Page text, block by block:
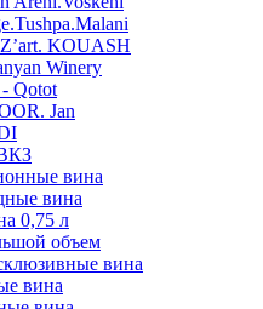
KOUASH
Winery
Qotot
Jan
вина
вина
0,75 л
объем
вина
вина